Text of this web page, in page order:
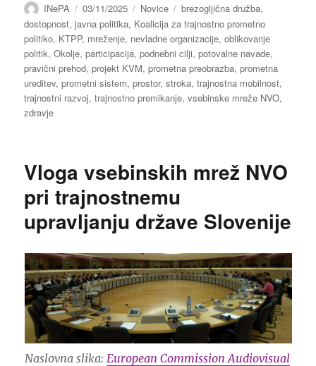
Avtor
INePA
Objavljeno
dne
03/11/2025 Kategorije
Novice Oznake
brezogljična družba,
dostopnost,javna politika, Koalicija za trajnostno prometno
politiko, KTPP, mreženje, nevladne organizacije,oblikovanje
politik,Okolje,participacija,podnebni cilji,potovalne navade,
pravični prehod,projekt KVM,prometna preobrazba,prometna
ureditev,prometni sistem,prostor,stroka,trajnostna mobilnost,
trajnostni razvoj,trajnostno premikanje,vsebinske mreže NVO,
zdravje
Vloga vsebinskih mrež NVO
pri trajnostnemu
upravljanju države Slovenije
Naslovna slika: European Commission Audiovisual